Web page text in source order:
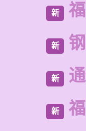
新
新
新
新